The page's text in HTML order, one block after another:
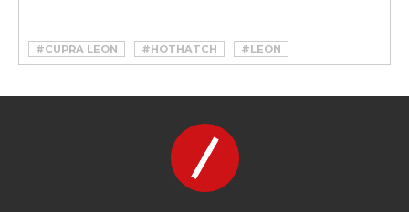
#CUPRA LEON #HOTHATCH
#LEON
#TEASER